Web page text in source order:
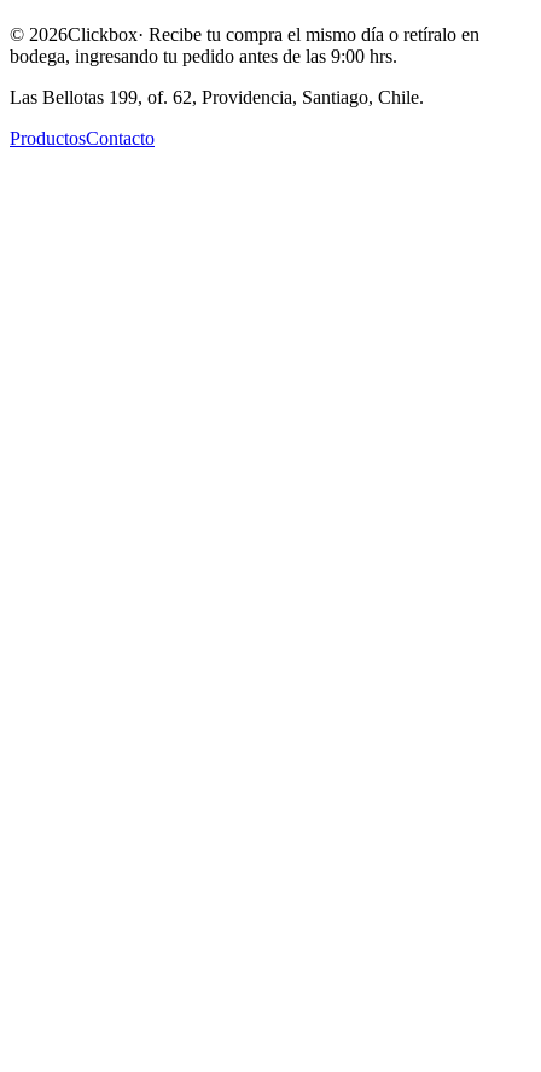
© 2026Clickbox· Recibe tu compra el mismo día o retíralo en
bodega, ingresando tu pedido antes de las 9:00 hrs.
Las Bellotas 199, of. 62, Providencia, Santiago, Chile.
ProductosContacto